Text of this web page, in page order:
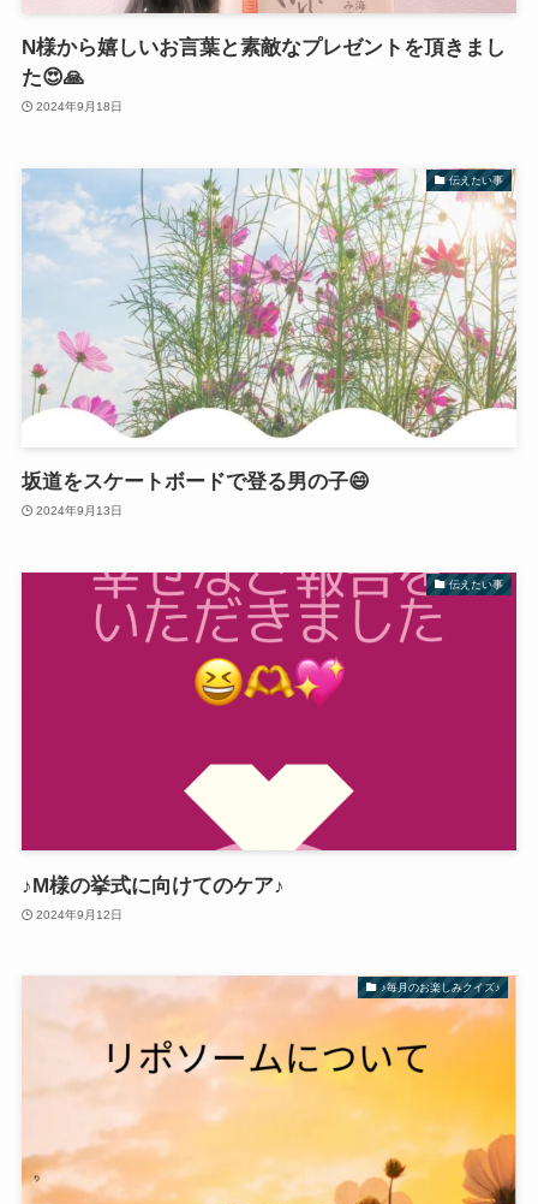
N様から嬉しいお言葉と素敵なプレゼントを頂きまし
た😍🙏
2024年9月18日
伝えたい事
坂道をスケートボードで登る男の子😄
2024年9月13日
伝えたい事
♪M様の挙式に向けてのケア♪
2024年9月12日
♪毎月のお楽しみクイズ♪